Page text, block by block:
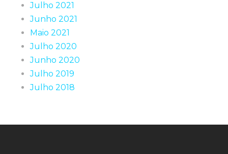
Julho 2021
Junho 2021
Maio 2021
Julho 2020
Junho 2020
Julho 2019
Julho 2018